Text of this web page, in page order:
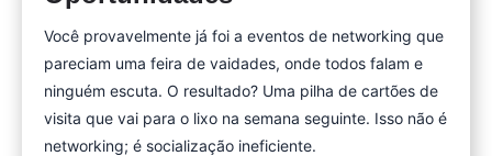
Você provavelmente já foi a eventos de networking que
pareciam uma feira de vaidades, onde todos falam e
ninguém escuta. O resultado? Uma pilha de cartões de
visita que vai para o lixo na semana seguinte. Isso não é
networking; é socialização ineficiente.